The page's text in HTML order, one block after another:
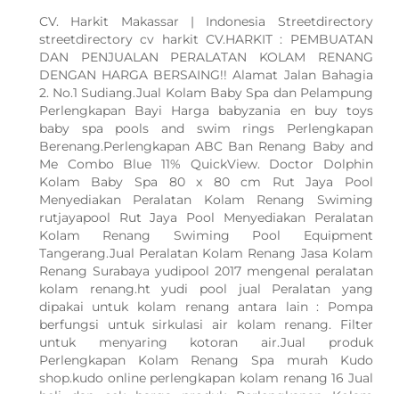
CV. Harkit Makassar | Indonesia Streetdirectory
streetdirectory cv harkit CV.HARKIT : PEMBUATAN
DAN PENJUALAN PERALATAN KOLAM RENANG
DENGAN HARGA BERSAING!! Alamat Jalan Bahagia
2. No.1 Sudiang.Jual Kolam Baby Spa dan Pelampung
Perlengkapan Bayi Harga babyzania en buy toys
baby spa pools and swim rings Perlengkapan
Berenang.Perlengkapan ABC Ban Renang Baby and
Me Combo Blue 11% QuickView. Doctor Dolphin
Kolam Baby Spa 80 x 80 cm Rut Jaya Pool
Menyediakan Peralatan Kolam Renang Swiming
rutjayapool Rut Jaya Pool Menyediakan Peralatan
Kolam Renang Swiming Pool Equipment
Tangerang.Jual Peralatan Kolam Renang Jasa Kolam
Renang Surabaya yudipool 2017 mengenal peralatan
kolam renang.ht yudi pool jual Peralatan yang
dipakai untuk kolam renang antara lain : Pompa
berfungsi untuk sirkulasi air kolam renang. Filter
untuk menyaring kotoran air.Jual produk
Perlengkapan Kolam Renang Spa murah Kudo
shop.kudo online perlengkapan kolam renang 16 Jual